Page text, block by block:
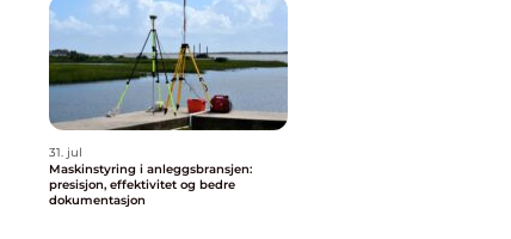
31. jul
Maskinstyring i anleggsbransjen:
presisjon, effektivitet og bedre
dokumentasjon